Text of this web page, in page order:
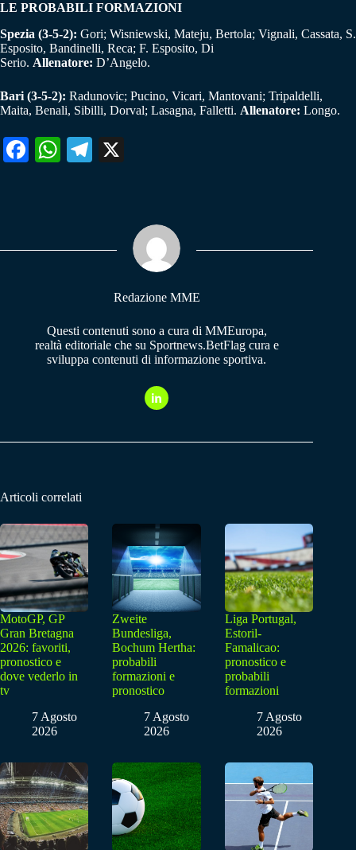
LE PROBABILI FORMAZIONI
Spezia (3-5-2): Gori; Wisniewski, Mateju, Bertola; Vignali, Cassata, S.
Esposito, Bandinelli, Reca; F. Esposito, Di
Serio. Allenatore: D’Angelo.
Bari (3-5-2): Radunovic; Pucino, Vicari, Mantovani; Tripaldelli,
Maita, Benali, Sibilli, Dorval; Lasagna, Falletti. Allenatore: Longo.
Fa W
pp
Te
m
Redazione MME
Questi contenuti sono a cura di MMEuropa,
realtà editoriale che su Sportnews.BetFlag cura e
sviluppa contenuti di informazione sportiva.
Articoli correlati
MotoGP, GP
Gran Bretagna
2026: favoriti,
pronostico e
dove vederlo in
tv
7 Agosto
2026
Zweite
Bundesliga,
Bochum Hertha:
probabili
formazioni e
pronostico
7 Agosto
2026
Liga Portugal,
Estoril-
Famalicao:
pronostico e
probabili
formazioni
7 Agosto
2026